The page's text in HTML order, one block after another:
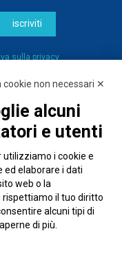
iscriviti
sulla privacy
Roma
cookie non necessari ✕
alcuni
e utenti
utilizziamo i cookie e
ed elaborare i dati
web o la
rispettiamo il tuo diritto
alcuni tipi di
di più.